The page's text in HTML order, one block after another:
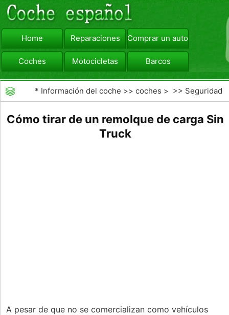
Home Reparaciones Comprar un automóvil
Coches Motocicletas Barcos
viajar Camiones
* Información del coche >>coches > >> Seguridad
Cómo tirar de un remolque de carga Sin
Truck
A pesar de que no se comercializan como vehículos